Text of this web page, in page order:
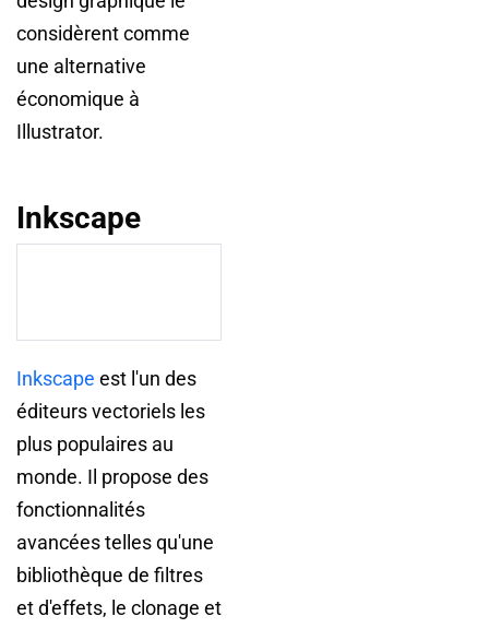
considèrent comme
une alternative
économique à
Illustrator.
Inkscape
Inkscape est l'un des
éditeurs vectoriels les
plus populaires au
monde. Il propose des
fonctionnalités
avancées telles qu'une
bibliothèque de filtres
et d'effets, le clonage et